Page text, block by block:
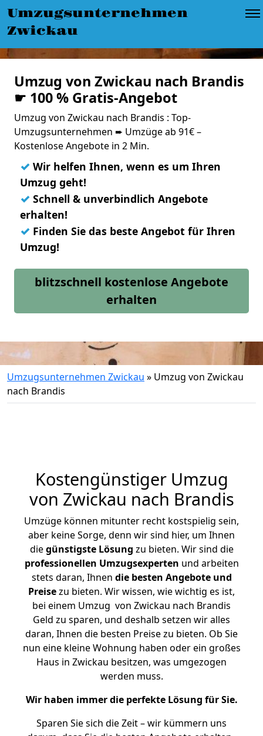
Umzugsunternehmen
Zwickau
Umzug von Zwickau nach Brandis
☛ 100 % Gratis-Angebot
Umzug von Zwickau nach Brandis : Top-
Umzugsunternehmen ➨ Umzüge ab 91€ –
Kostenlose Angebote in 2 Min.
✓ Wir helfen Ihnen, wenn es um Ihren
Umzug geht!
✓ Schnell & unverbindlich Angebote
erhalten!
✓ Finden Sie das beste Angebot für Ihren
Umzug!
blitzschnell kostenlose Angebote
erhalten
Umzugsunternehmen Zwickau » Umzug von Zwickau
nach Brandis
Kostengünstiger Umzug
von Zwickau nach Brandis
Umzüge können mitunter recht kostspielig sein,
aber keine Sorge, denn wir sind hier, um Ihnen
diegünstigste Lösung zu bieten. Wir sind die
professionellen Umzugsexperten und arbeiten
stets daran, Ihnen die besten Angebote und
Preisezu bieten. Wir wissen, wie wichtig es ist,
bei einem Umzug von Zwickau nach Brandis
Geld zu sparen, und deshalb setzen wir alles
daran, Ihnen die besten Preise zu bieten. Ob Sie
nun eine kleine Wohnung haben oder ein großes
Haus in Zwickau besitzen, was umgezogen
werden muss.
Wir haben immer die perfekte Lösung für Sie.
Sparen Sie sich die Zeit – wir kümmern uns